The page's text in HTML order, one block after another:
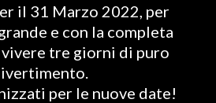
il 31 Marzo 2022, per
e con la completa
tre giorni di puro
per le nuove date!